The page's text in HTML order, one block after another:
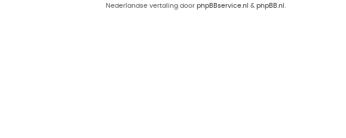
Nederlandse vertaling door phpBBservice.nl & phpBB.nl